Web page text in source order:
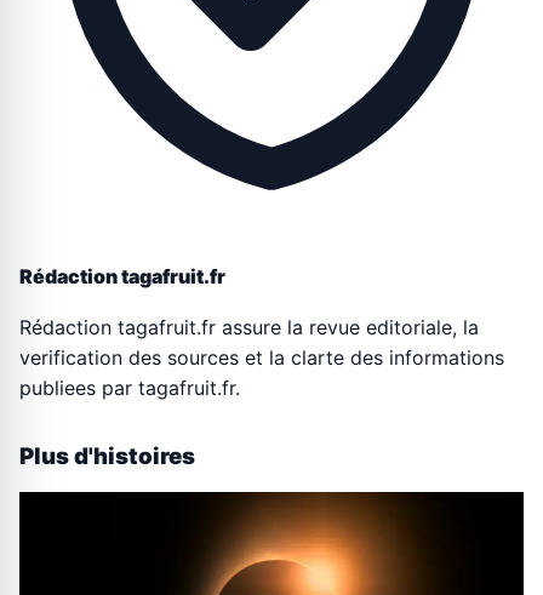
Rédaction tagafruit.fr
Rédaction tagafruit.fr assure la revue editoriale, la
verification des sources et la clarte des informations
publiees par tagafruit.fr.
Plus d'histoires